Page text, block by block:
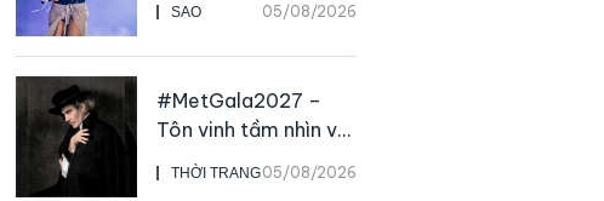
SAO 05/08/2026
live
THỜI TRANG05/08/2026
#MetGala2027 –
Tôn vinh tầm nhìn và
sức ảnh hưởng sâu
rộng của NTK John